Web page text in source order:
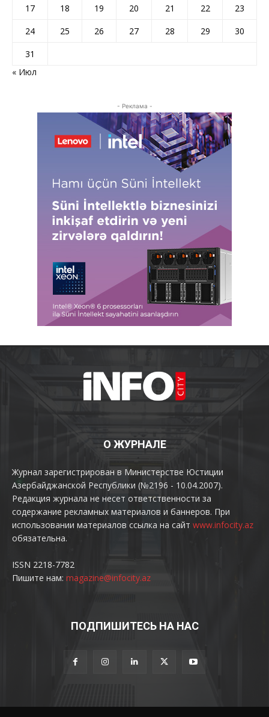
17
18 19 20 21 22
23
24
25 26 27 28 29
30
31
« Июл
- Реклама -
О ЖУРНАЛЕ
Журнал зарегистрирован в Министерстве Юстиции
Азербайджанской Республики (№2196 - 10.04.2007).
Редакция журнала не несет ответственности за
содержание рекламных материалов и баннеров. При
использовании материалов ссылка на сайт www.infocity.az
обязательна.
ISSN 2218-7782
Пишите нам: magazine@infocity.az
ПОДПИШИТЕСЬ НА НАС